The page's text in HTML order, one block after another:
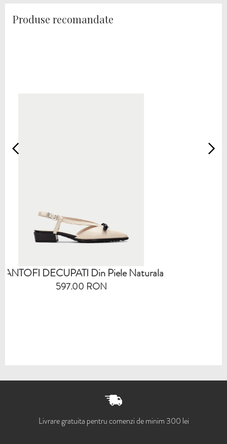
Produse recomandate
Din Piele Naturala
Livrare gratuita pentru comenzi de minim 300 lei